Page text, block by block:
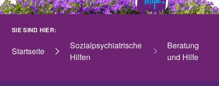
SIE SIND HIER:
Startseite
Sozialpsychiatrische
Hilfen
Beratung
und Hilfe